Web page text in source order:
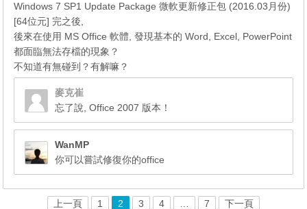
Windows 7 SP1 Update Package 微軟更新修正包 (2016.03月份)
[64位元] 完之後,
後來在使用 MS Office 軟體, 發現基本的 Word, Excel, PowerPoint
都面臨無法存檔的現象？
不知道有無碰到？有解嘛？
麥克崔
忘了說, Office 2007 版本！
WanMP
你可以嘗試修復你的office
上一頁 1 2 3 4 7 下一頁